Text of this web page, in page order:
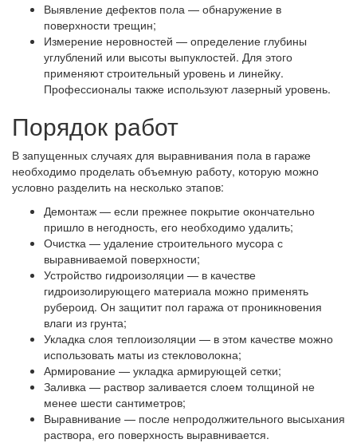
Выявление дефектов пола — обнаружение в
поверхности трещин;
Измерение неровностей — определение глубины
углублений или высоты выпуклостей. Для этого
применяют строительный уровень и линейку.
Профессионалы также используют лазерный уровень.
Порядок работ
В запущенных случаях для выравнивания пола в гараже
необходимо проделать объемную работу, которую можно
условно разделить на несколько этапов:
Демонтаж — если прежнее покрытие окончательно
пришло в негодность, его необходимо удалить;
Очистка — удаление строительного мусора с
выравниваемой поверхности;
Устройство гидроизоляции — в качестве
гидроизолирующего материала можно применять
рубероид. Он защитит пол гаража от проникновения
влаги из грунта;
Укладка слоя теплоизоляции — в этом качестве можно
использовать маты из стекловолокна;
Армирование — укладка армирующей сетки;
Заливка — раствор заливается слоем толщиной не
менее шести сантиметров;
Выравнивание — после непродолжительного высыхания
раствора, его поверхность выравнивается.